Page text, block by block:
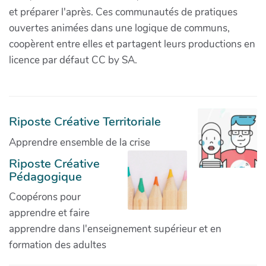
et préparer l'après. Ces communautés de pratiques
ouvertes animées dans une logique de communs,
coopèrent entre elles et partagent leurs productions en
licence par défaut CC by SA.
Riposte Créative Territoriale
Apprendre ensemble de la crise
Riposte Créative
Pédagogique
Coopérons pour
apprendre et faire
apprendre dans l'enseignement supérieur et en
formation des adultes